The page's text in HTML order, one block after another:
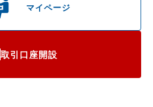
マイページ
取引口座開設